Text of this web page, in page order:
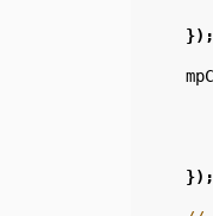
});
});